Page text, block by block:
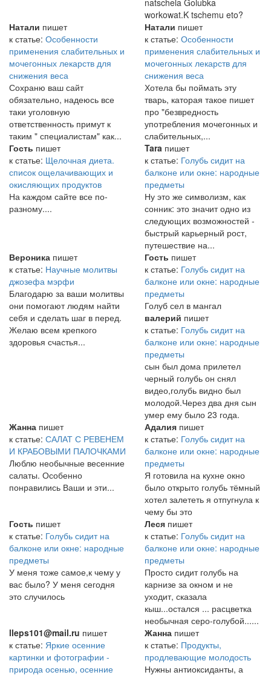
workowat.K tschemu eto?
Натали пишет
к статье: Особенности
применения слабительных и
мочегонных лекарств для
снижения веса
Сохраню ваш сайт
обязательно, надеюсь все
таки уголовную
ответственность примут к
таким " специалистам" как...
Натали пишет
к статье: Особенности
применения слабительных и
мочегонных лекарств для
снижения веса
Хотела бы поймать эту
тварь, каторая такое пишет
про "безвредность
употребления мочегонных и
слабительных,...
Гость пишет
к статье: Щелочная диета.
список ощелачивающих и
окисляющих продуктов
На каждом сайте все по-
разному....
Tara пишет
к статье: Голубь сидит на
балконе или окне: народные
предметы
Ну это же символизм, как
сонник: это значит одно из
следующих возможностей -
быстрый карьерный рост,
путешествие на...
Вероника пишет
к статье: Научные молитвы
джозефа мэрфи
Благодарю за ваши молитвы
они помогают людям найти
себя и сделать шаг в перед.
Желаю всем крепкого
здоровья счастья...
Гость пишет
к статье: Голубь сидит на
балконе или окне: народные
предметы
Голуб сел в мангал
валерий пишет
к статье: Голубь сидит на
балконе или окне: народные
предметы
сын был дома прилетел
черный голубь он снял
видео,голубь видно был
молодой.Через два дня сын
умер ему было 23 года.
Жанна пишет
к статье: САЛАТ С РЕВЕНЕМ
И КРАБОВЫМИ ПАЛОЧКАМИ
Люблю необычные весенние
салаты. Особенно
понравились Ваши и эти...
Адалия пишет
к статье: Голубь сидит на
балконе или окне: народные
предметы
Я готовила на кухне окно
было открыто голубь тёмный
хотел залететь я отпугнула к
чему бы это
Гость пишет
к статье: Голубь сидит на
балконе или окне: народные
предметы
У меня тоже самое,к чему у
вас было? У меня сегодня
это случилось
Леся пишет
к статье: Голубь сидит на
балконе или окне: народные
предметы
Просто сидит голубь на
карнизе за окном и не
уходит, сказала
кыш...остался ... расцветка
необычная серо-голубой......
lleps101@mail.ru пишет
к статье: Яркие осенние
картинки и фотографии -
природа осенью, осенние
Жанна пишет
к статье: Продукты,
продлевающие молодость
Нужны антиоксиданты, а